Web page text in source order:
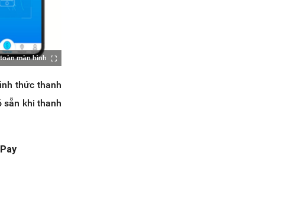
màn hình
thức thanh
sẵn khi thanh